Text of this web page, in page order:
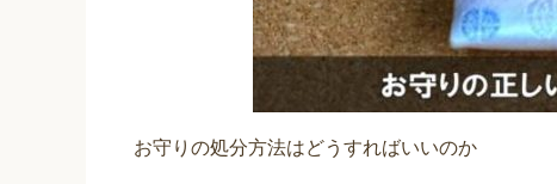
お守りの処分方法はどうすればいいのか